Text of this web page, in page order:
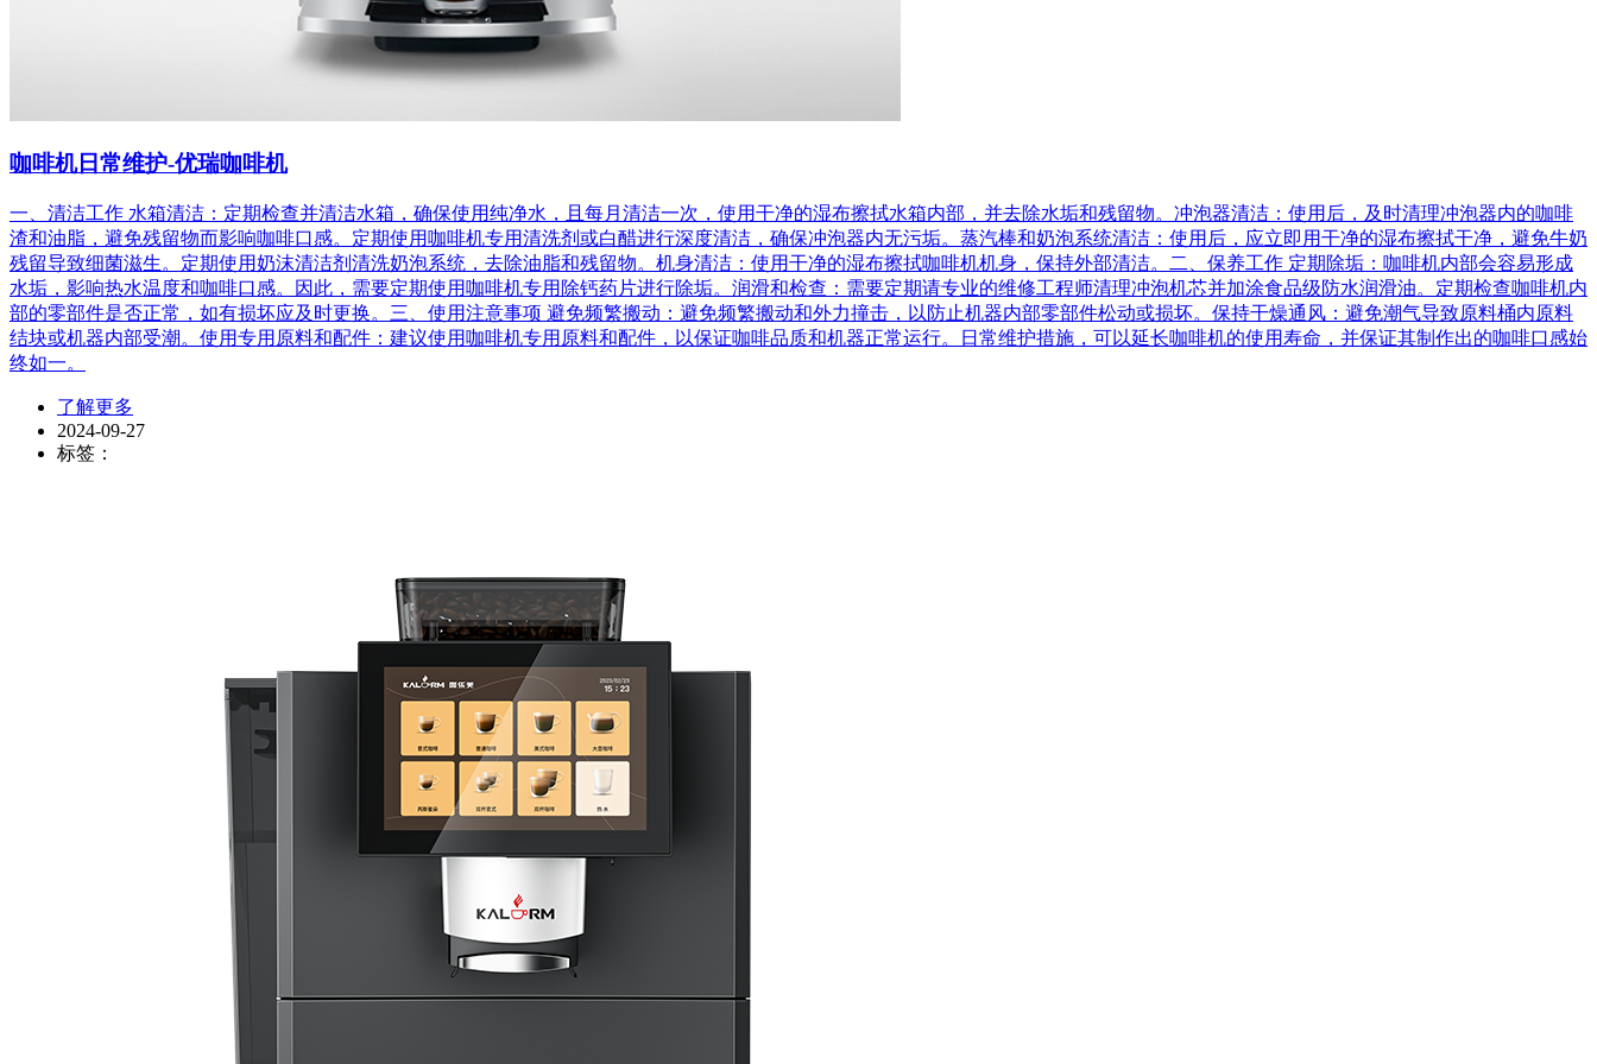
咖啡机日常维护-优瑞咖啡机
一、清洁工作 水箱清洁：定期检查并清洁水箱，确保使用纯净水，且每月清洁一次，使用干净的湿布擦拭水箱内部，并去除水垢和残留物。冲泡器清洁：使用后，及时清理冲泡器内的咖啡
渣和油脂，避免残留物而影响咖啡口感。定期使用咖啡机专用清洗剂或白醋进行深度清洁，确保冲泡器内无污垢。蒸汽棒和奶泡系统清洁：使用后，应立即用干净的湿布擦拭干净，避免牛奶
残留导致细菌滋生。定期使用奶沫清洁剂清洗奶泡系统，去除油脂和残留物。机身清洁：使用干净的湿布擦拭咖啡机机身，保持外部清洁。二、保养工作 定期除垢：咖啡机内部会容易形成
水垢，影响热水温度和咖啡口感。因此，需要定期使用咖啡机专用除钙药片进行除垢。润滑和检查：需要定期请专业的维修工程师清理冲泡机芯并加涂食品级防水润滑油。定期检查咖啡机内
部的零部件是否正常，如有损坏应及时更换。三、使用注意事项 避免频繁搬动：避免频繁搬动和外力撞击，以防止机器内部零部件松动或损坏。保持干燥通风：避免潮气导致原料桶内原料
结块或机器内部受潮。使用专用原料和配件：建议使用咖啡机专用原料和配件，以保证咖啡品质和机器正常运行。日常维护措施，可以延长咖啡机的使用寿命，并保证其制作出的咖啡口感始
终如一。
了解更多
2024-09-27
标签：